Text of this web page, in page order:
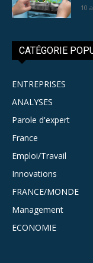
10
CATÉGORIE
ENTREPRISES
ANALYSES
Parole d'expert
France
Emploi/Travail
Innovations
FRANCE/MONDE
Management
ECONOMIE